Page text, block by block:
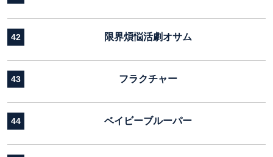
42 限界煩悩活劇オサム
43 フラクチャー
44 ベイビーブルーパー